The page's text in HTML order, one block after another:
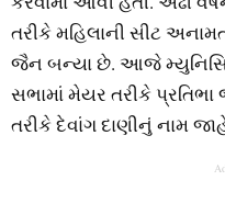
તરીકે મહિલાની સીટ
જૈન બન્યા છે. આજે
સભામાં મેયર તરીકે
તરીકે દેવાંગ દાણીનું નામ